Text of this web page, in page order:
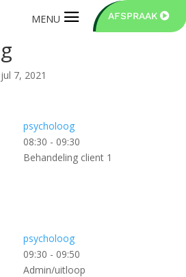
AFSPRAAK
jul 7, 2021
psycholoog
08:30 - 09:30
Behandeling client 1
psycholoog
09:30 - 09:50
Admin/uitloop